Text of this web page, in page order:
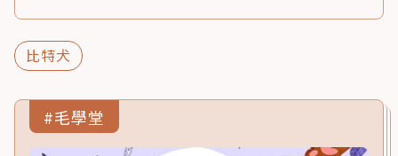
比特犬
#毛學堂